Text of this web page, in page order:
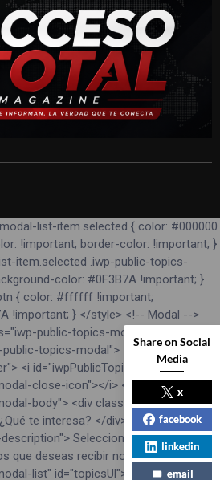
Share on Social
Media
x
facebook
linkedin
email
list-item.selected { color: #000000
!important; border-color: !important; }
item.selected .iwp-public-topics-
color: #0F3B7A !important; }
{ color: #ffffff !important;
!important; } </style> <!-- Modal -->
public-topics-modal-backdrop
topics-modal"> <div class="iwp-
<i id="iwpPublicTopicsModalClose"
close-icon"></i> </div> <div
body"> <div class="iwp-public-
te interesa? </div> <div class="iwp-
Selecciona los <b>temas
que deseas recibir noticias: </div> <ul
list" id="topicsUl"></ul> </div> <div